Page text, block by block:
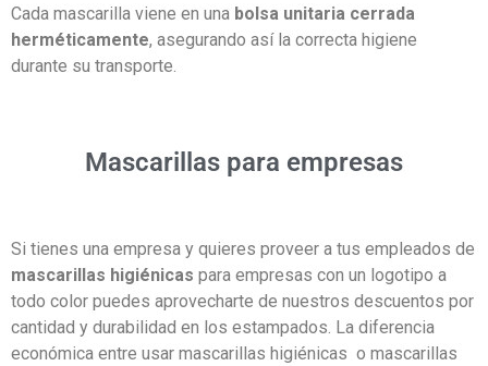
Cada mascarilla viene en una bolsa unitaria cerrada
herméticamente, asegurando así la correcta higiene
durante su transporte.
Mascarillas para empresas
Si tienes una empresa y quieres proveer a tus empleados de
mascarillas higiénicas para empresas con un logotipo a
todo color puedes aprovecharte de nuestros descuentos por
cantidad y durabilidad en los estampados. La diferencia
económica entre usar mascarillas higiénicas o mascarillas